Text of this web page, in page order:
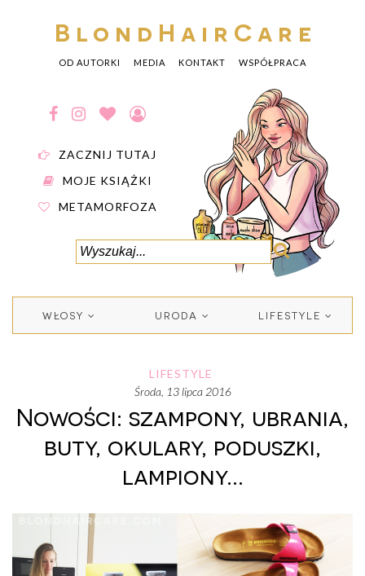
BlondHairCare
OD AUTORKI MEDIA KONTAKT WSPÓŁPRACA
ZACZNIJ TUTAJ
MOJE KSIĄŻKI
METAMORFOZA
WŁOSY URODA LIFESTYLE
LIFESTYLE
środa, 13 lipca 2016
Nowości: szampony, ubrania,
buty, okulary, poduszki,
lampiony...